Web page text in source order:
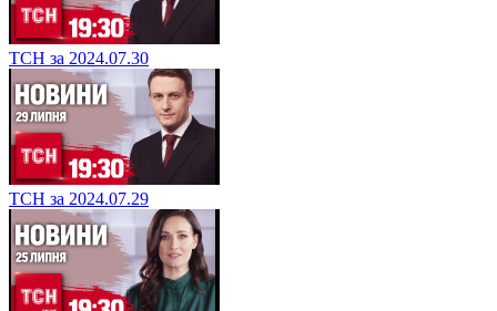
ТСН за 2024.07.30
ТСН за 2024.07.29